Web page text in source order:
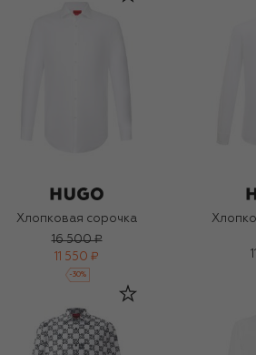
Хлопковая сорочка
16 500 ₽
11 550 ₽
-30%